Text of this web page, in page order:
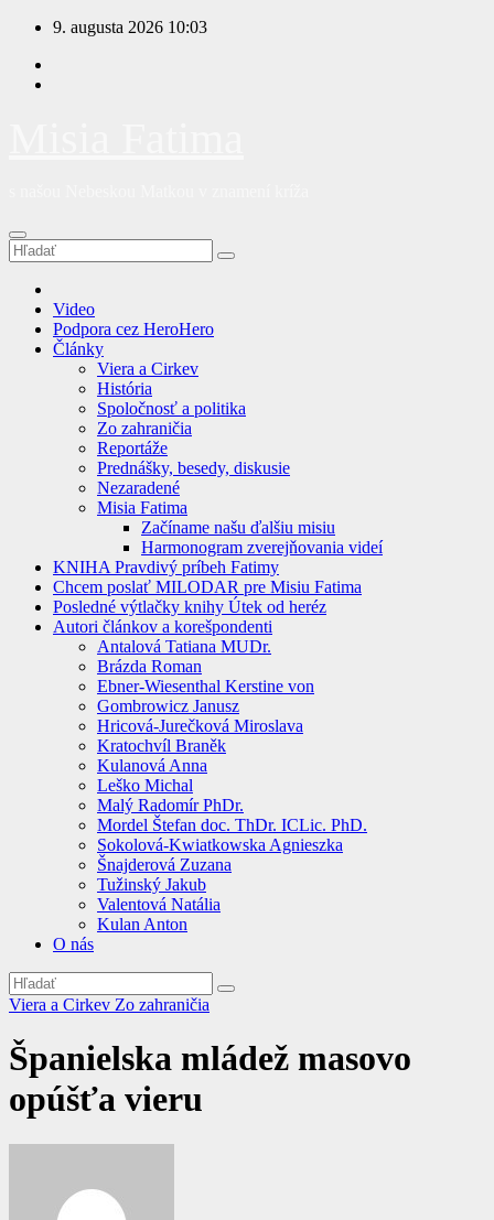
Prejsť
obsah
9. augusta 2026 10:03
Video
Podpora cez HeroHero
Články
Viera a Cirkev
História
Spoločnosť a politika
Zo zahraničia
Reportáže
Prednášky, besedy, diskusie
Nezaradené
Misia Fatima
Začíname našu ďalšiu misiu
Harmonogram zverejňovania videí
KNIHA Pravdivý príbeh Fatimy
Chcem poslať MILODAR pre Misiu Fatima
Posledné výtlačky knihy Útek od heréz
Autori článkov a korešpondenti
Antalová Tatiana MUDr.
Brázda Roman
Ebner-Wiesenthal Kerstine von
Gombrowicz Janusz
Hricová-Jurečková Miroslava
Kratochvíl Braněk
Kulanová Anna
Leško Michal
Malý Radomír PhDr.
Mordel Štefan doc. ThDr. ICLic. PhD.
Sokolová-Kwiatkowska Agnieszka
Šnajderová Zuzana
Tužinský Jakub
Valentová Natália
Kulan Anton
O nás
Viera a Cirkev Zo zahraničia
Španielska mládež masovo
opúšťa vieru